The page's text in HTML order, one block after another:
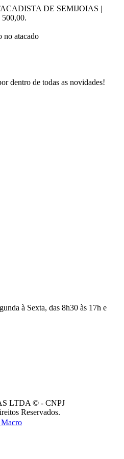
DE SEMIJOIAS |
no atacado
dentro de todas as novidades!
à Sexta, das 8h30 às 17h e
LTDA © - CNPJ
Reservados.